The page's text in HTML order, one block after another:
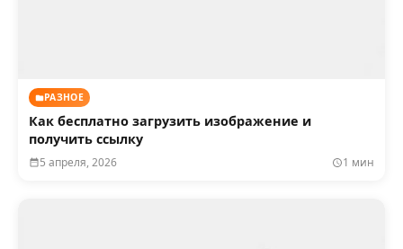
РАЗНОЕ
Как бесплатно загрузить изображение и
получить ссылку
5 апреля, 2026 1 мин